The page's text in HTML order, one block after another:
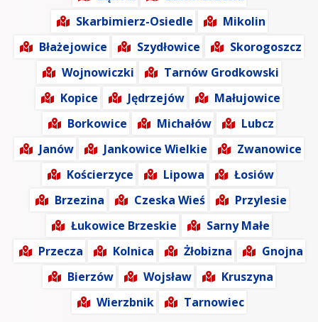
Skarbimierz-Osiedle
Mikolin
Błażejowice
Szydłowice
Skorogoszcz
Wojnowiczki
Tarnów Grodkowski
Kopice
Jędrzejów
Małujowice
Borkowice
Michałów
Lubcz
Janów
Jankowice Wielkie
Zwanowice
Kościerzyce
Lipowa
Łosiów
Brzezina
Czeska Wieś
Przylesie
Łukowice Brzeskie
Sarny Małe
Przecza
Kolnica Żłobizna
Gnojna
Bierzów
Wojsław
Kruszyna
Wierzbnik
Tarnowiec